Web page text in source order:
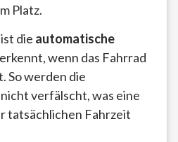
Platz.
die automatische
wenn das Fahrrad
So werden die
verfälscht, was eine
tatsächlichen Fahrzeit